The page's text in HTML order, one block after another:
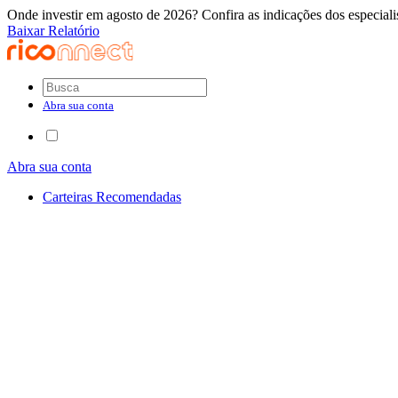
Onde investir em agosto de 2026? Confira as indicações dos
Baixar Relatório
Abra sua conta
Abra sua conta
Carteiras Recomendadas